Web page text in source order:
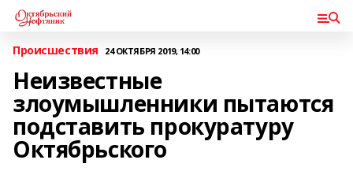
Происшествия 24 ОКТЯБРЯ 2019, 14:00
Неизвестные
злоумышленники пытаются
подставить прокуратуру
Октябрьского